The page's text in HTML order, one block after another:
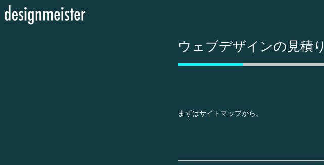
ウェブデザインの見積り
まずはサイトマップから。